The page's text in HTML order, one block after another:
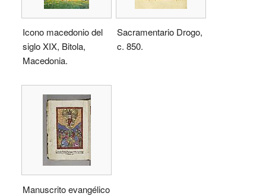
Icono macedonio del
siglo XIX, Bitola,
Macedonia.
Sacramentario Drogo,
c. 850.
Manuscrito evangélico